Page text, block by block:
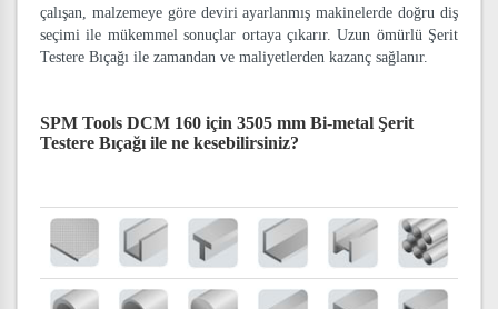
çalışan, malzemeye göre deviri ayarlanmış makinelerde doğru diş
seçimi ile mükemmel sonuçlar ortaya çıkarır. Uzun ömürlü Şerit
Testere Bıçağı ile zamandan ve maliyetlerden kazanç sağlanır.
SPM Tools DCM 160 için 3505 mm Bi-metal Şerit
Testere Bıçağı ile ne kesebilirsiniz?